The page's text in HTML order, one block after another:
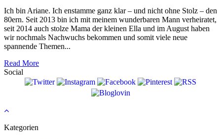
Ich bin Ariane. Ich enstamme ganz klar – und nicht ohne Stolz – den
80ern. Seit 2013 bin ich mit meinem wunderbaren Mann verheiratet,
seit 2014 auch stolze Mama der kleinen Ella und im August haben
wir nochmals Nachwuchs bekommen und somit viele neue
spannende Themen...
Read More
Social
Kategorien